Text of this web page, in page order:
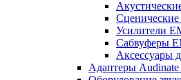
Усилители
Сабвуферы
Аксессуары
Адаптеры Audinate